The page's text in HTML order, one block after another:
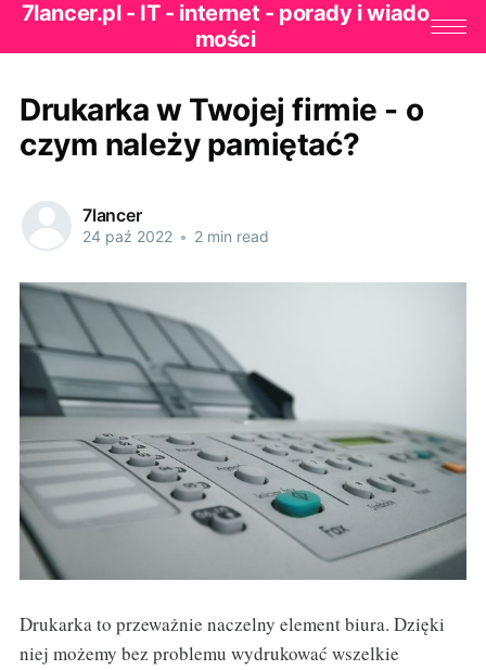
7lancer.pl - IT - internet - porady i wiado
mości
Drukarka w Twojej firmie - o
czym należy pamiętać?
7lancer
24 paź 2022 • 2 min read
Drukarka to przeważnie naczelny element biura. Dzięki
niej możemy bez problemu wydrukować wszelkie